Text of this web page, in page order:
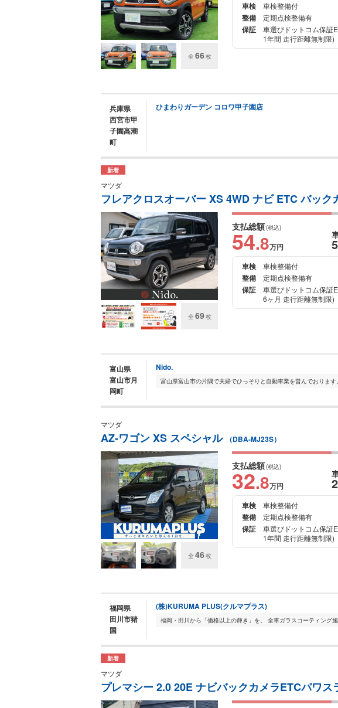
全 66枚
車検
車検整備付
整備 定期点検整備有
保証
車選びドットコム保証
1年間 走行距離無制限)
兵庫県
西宮市甲
子園高潮
町
ひまわりガーデン コロワ甲子園店
新着
マツダ
フレアクロスオーバー XS 4WD ナビ ETC バック
全 69枚
支払総額(税込)
54.8万円
車検
車検整備付
整備 定期点検整備有
保証
車選びドットコム保証
6ヶ月 走行距離無制限)
富山県
富山市月
岡町
Nido.
マツダ
AZ-ワゴン XS スペシャル （DBA-MJ23S）
全 46枚
支払総額(税込)
32.8万円
車検
車検整備付
整備 定期点検整備有
保証
車選びドットコム保証
1年間 走行距離無制限)
福岡県
田川市猪
国
(株)KURUMA PLUS(クルマプラス)
新着
マツダ
プレマシー 2.0 20E ナビバックカメラETCパワス